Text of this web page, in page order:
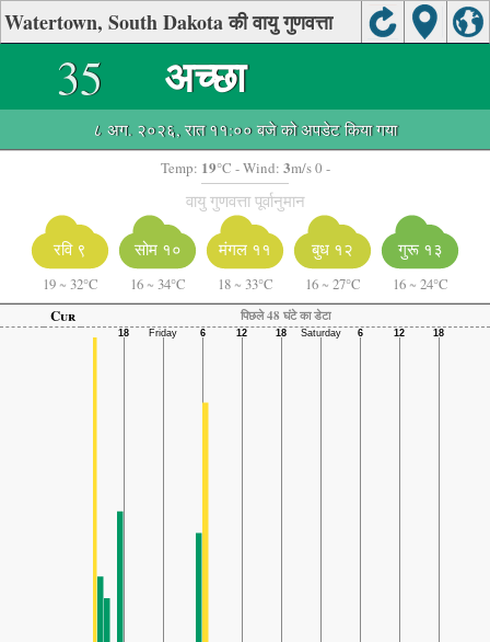
Watertown, South Dakota की वायु गुणवत्ता
35 अच्छा
८ अग. २०२६, रात ११:०० बजे को अपडेट किया गया
Temp: 19°C - Wind: 3m/s 0 -
वायु गुणवत्ता पूर्वानुमान
रवि ९
19 ~ 32°C
सोम १०
16 ~ 34°C
मंगल ११
18 ~ 33°C
बुध १२
16 ~ 27°C
गुरू १३
16 ~ 24°C
Cur
पिछले 48 घंटे का डेटा